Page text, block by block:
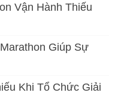
Vận Hành Thiếu
Giúp Sự
Khi Tổ Chức Giải